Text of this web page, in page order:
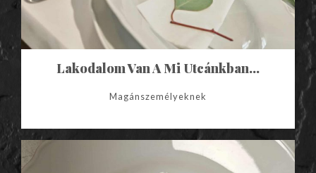
Lakodalom Van A Mi Utcánkban…
Magánszemélyeknek